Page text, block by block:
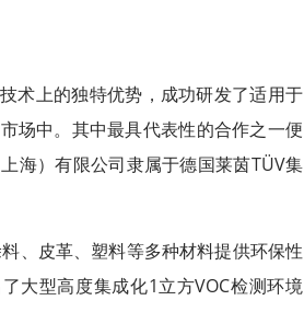
术上的独特优势，成功研发了适用于
场中。其中最具代表性的合作之一便
海）有限公司隶属于德国莱茵TÜV集
、皮革、塑料等多种材料提供环保性
大型高度集成化1立方VOC检测环境